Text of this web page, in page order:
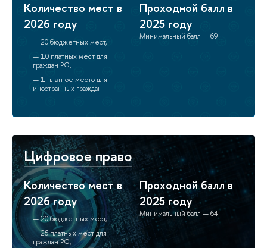
Количество мест в
2026 году
20 бюджетных мест,
10 платных мест для
граждан РФ,
1 платное место для
иностранных граждан.
Проходной балл в
2025 году
Минимальный балл — 69
Цифровое право
Количество мест в
2026 году
20 бюджетных мест,
25 платных мест для
граждан РФ,
Проходной балл в
2025 году
Минимальный балл — 64